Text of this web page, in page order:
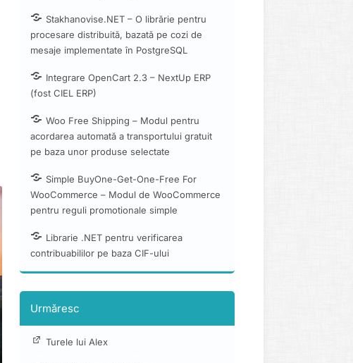
Stakhanovise.NET – O librărie pentru
procesare distribuită, bazată pe cozi de
mesaje implementate în PostgreSQL
Integrare OpenCart 2.3 – NextUp ERP
(fost CIEL ERP)
Woo Free Shipping – Modul pentru
acordarea automată a transportului gratuit
pe baza unor produse selectate
Simple BuyOne-Get-One-Free For
WooCommerce – Modul de WooCommerce
pentru reguli promotionale simple
Librarie .NET pentru verificarea
contribuabililor pe baza CIF-ului
Urmăresc
Turele lui Alex